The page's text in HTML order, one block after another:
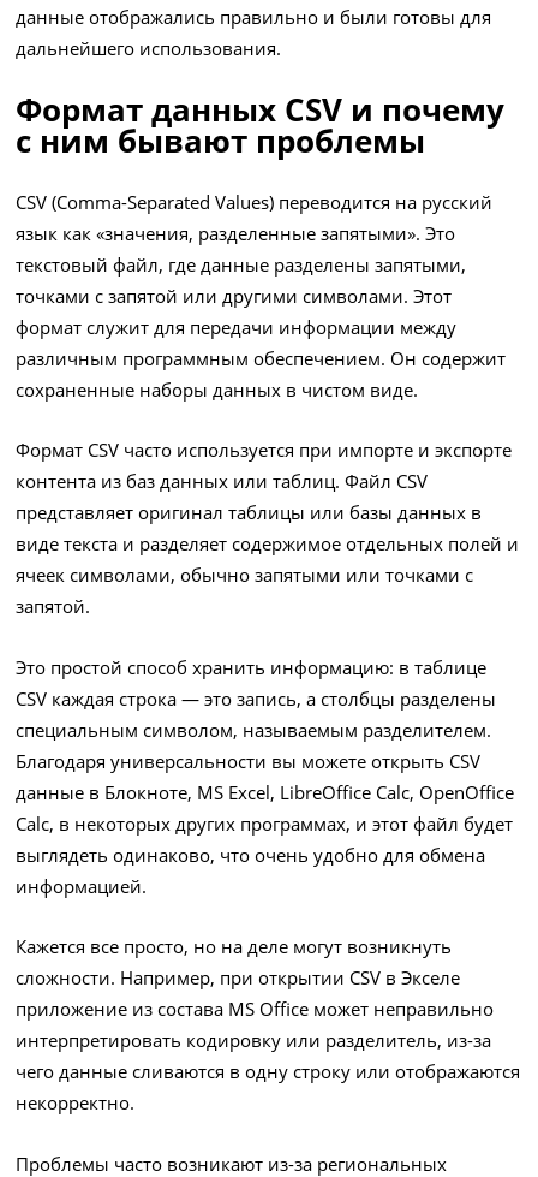
данные отображались правильно и были готовы для
дальнейшего использования.
Формат данных CSV и почему
с ним бывают проблемы
CSV (Comma-Separated Values) переводится на русский
язык как «значения, разделенные запятыми». Это
текстовый файл, где данные разделены запятыми,
точками с запятой или другими символами. Этот
формат служит для передачи информации между
различным программным обеспечением. Он содержит
сохраненные наборы данных в чистом виде.
Формат CSV часто используется при импорте и экспорте
контента из баз данных или таблиц. Файл CSV
представляет оригинал таблицы или базы данных в
виде текста и разделяет содержимое отдельных полей и
ячеек символами, обычно запятыми или точками с
запятой.
Это простой способ хранить информацию: в таблице
CSV каждая строка — это запись, а столбцы разделены
специальным символом, называемым разделителем.
Благодаря универсальности вы можете открыть CSV
данные в Блокноте, MS Excel, LibreOffice Calc, OpenOffice
Calc, в некоторых других программах, и этот файл будет
выглядеть одинаково, что очень удобно для обмена
информацией.
Кажется все просто, но на деле могут возникнуть
сложности. Например, при открытии CSV в Экселе
приложение из состава MS Office может неправильно
интерпретировать кодировку или разделитель, из-за
чего данные сливаются в одну строку или отображаются
некорректно.
Проблемы часто возникают из-за региональных